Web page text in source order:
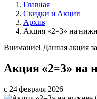
Главная
Скидки и Акции
Архив
Акция «2=3» на
Внимание! Данная акция
Акция «2=3» на
с 24 февраля 2026